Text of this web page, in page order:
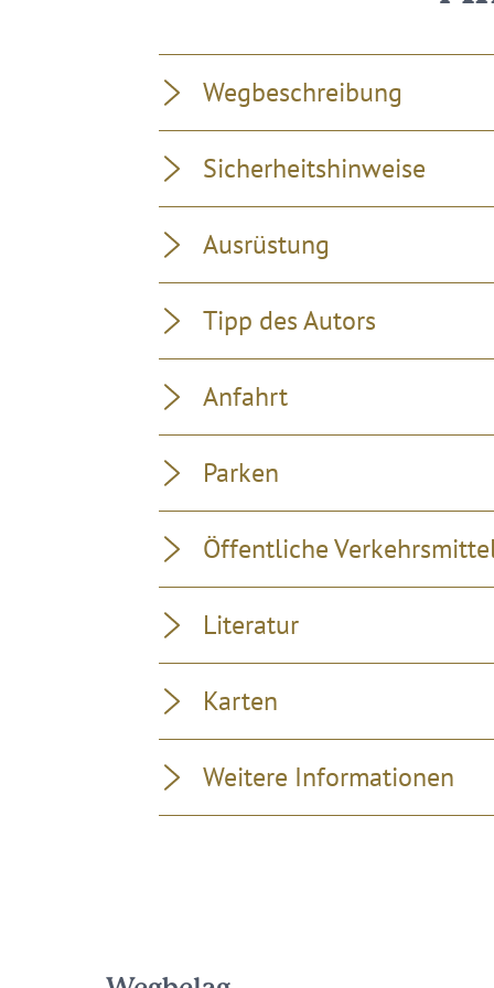
Wegbeschreibung
Sicherheitshinweise
Ausrüstung
Tipp des Autors
Anfahrt
Parken
Öffentliche
Literatur
Karten
Weitere Informationen